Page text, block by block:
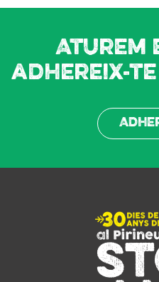
Aturem
adhereix-